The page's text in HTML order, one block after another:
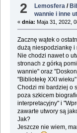
2 Lemosfera /
wannie i inne
« dnia: Maja 31, 2022,
Zacznę wątek o
dużą niespodziankę i
Nie chodzi nawet o
stronach z górką
wannie" oraz
"Bibliotekę XXI
Chodzi mi bardziej o
poza szkicem
interpretacyjny" i
zawarte utwory są
Jak?
Jeszcze nie wiem,